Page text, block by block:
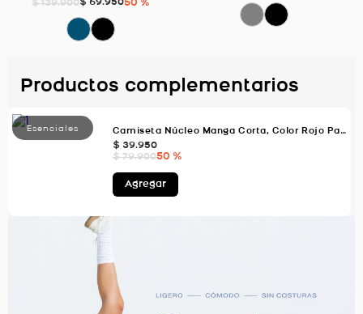
$ 139.900$ 69.95050 %
Productos complementarios
Camiseta Núcleo Manga Corta, Color Rojo Para Hombre
$ 39.950
$ 79.90050 %
Agregar